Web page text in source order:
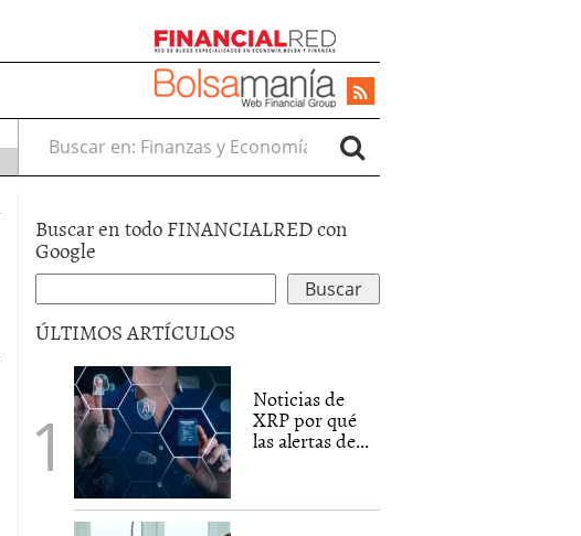
Buscar en:
Buscar en todo FINANCIALRED con
Google
ÚLTIMOS ARTÍCULOS
Noticias de
XRP por qué
las alertas de...